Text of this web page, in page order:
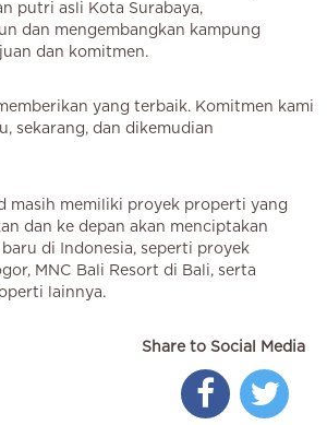
putri asli Kota Surabaya,
dan mengembangkan kampung
dan komitmen.
yang terbaik. Komitmen kami
sekarang, dan dikemudian
masih memiliki proyek properti yang
dan ke depan akan menciptakan
baru di Indonesia, seperti proyek
MNC Bali Resort di Bali, serta
lainnya.
Share to Social Media